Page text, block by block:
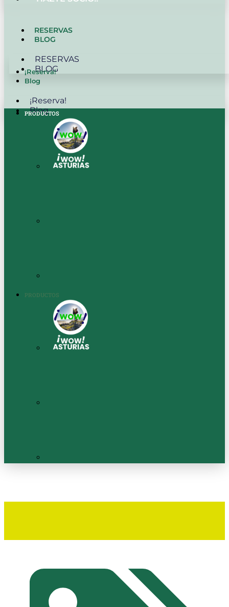
RESERVAS
BLOG
RESERVAS
BLOG
¡Reserva!
Blog
¡Reserva!
Blog
PRODUCTOS
PRODUCTOS